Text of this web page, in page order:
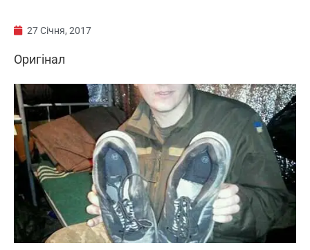
27 Січня, 2017
Оригінал